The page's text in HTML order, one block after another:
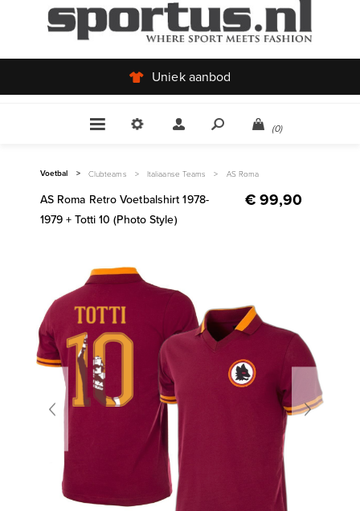
Uniek aanbod
(0)
Voetbal > Clubteams > Italiaanse Teams > AS Roma
AS Roma Retro Voetbalshirt 1978-
1979 + Totti 10 (Photo Style)
€ 99,90